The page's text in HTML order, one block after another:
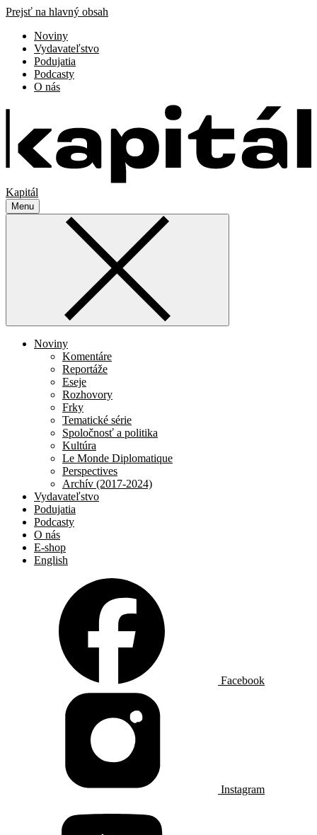
Prejsť na hlavný obsah
Noviny
Vydavateľstvo
Podujatia
Podcasty
O nás
Kapitál
Menu
Noviny
Komentáre
Reportáže
Eseje
Rozhovory
Frky
Tematické série
Spoločnosť a politika
Kultúra
Le Monde Diplomatique
Perspectives
Archív (2017-2024)
Vydavateľstvo
Podujatia
Podcasty
O nás
E-shop
English
Facebook
Instagram